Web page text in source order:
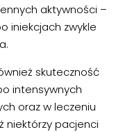
aktywności –
iniekcjach zwykle
skuteczność
intensywnych
oraz w leczeniu
niektórzy pacjenci